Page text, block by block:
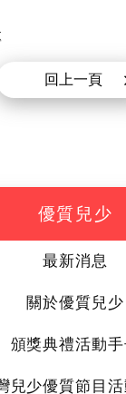
回上一頁
優質兒少
最新消息
關於優質兒少
頒獎典禮活動
兒少優質節目活